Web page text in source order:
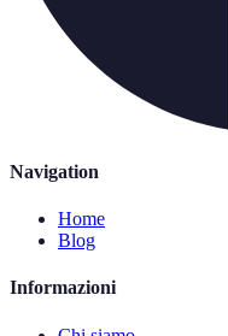
Navigation
Home
Blog
Informazioni